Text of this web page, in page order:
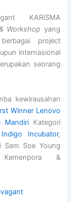
KARISMA
Workshop yang
project
internasional
seorang
kewirausahan
Winner Lenovo
MandiriKategori
Incubator,
Sam Soe Young
&